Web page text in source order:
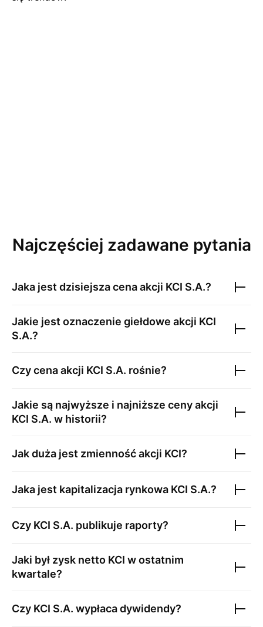
Najczęściej zadawane pytania
Jaka jest dzisiejsza cena akcji KCI S.A.?
Jakie jest oznaczenie giełdowe akcji KCI
S.A.?
Czy cena akcji KCI S.A. rośnie?
Jakie są najwyższe i najniższe ceny akcji
KCI S.A. w historii?
Jak duża jest zmienność akcji KCI?
Jaka jest kapitalizacja rynkowa KCI S.A.?
Czy KCI S.A. publikuje raporty?
Jaki był zysk netto KCI w ostatnim
kwartale?
Czy KCI S.A. wypłaca dywidendy?